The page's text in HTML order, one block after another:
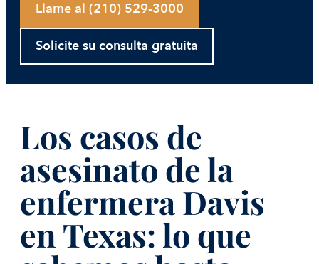
Llame al (210) 529-3000
Solicite su consulta gratuita
Los casos de
asesinato de la
enfermera Davis
en Texas: lo que